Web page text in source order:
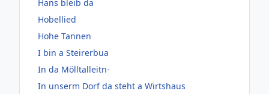
Hans bleib da
Hobellied
Hohe Tannen
I bin a Steirerbua
In da Mölltalleitn-
In unserm Dorf da steht a Wirtshaus